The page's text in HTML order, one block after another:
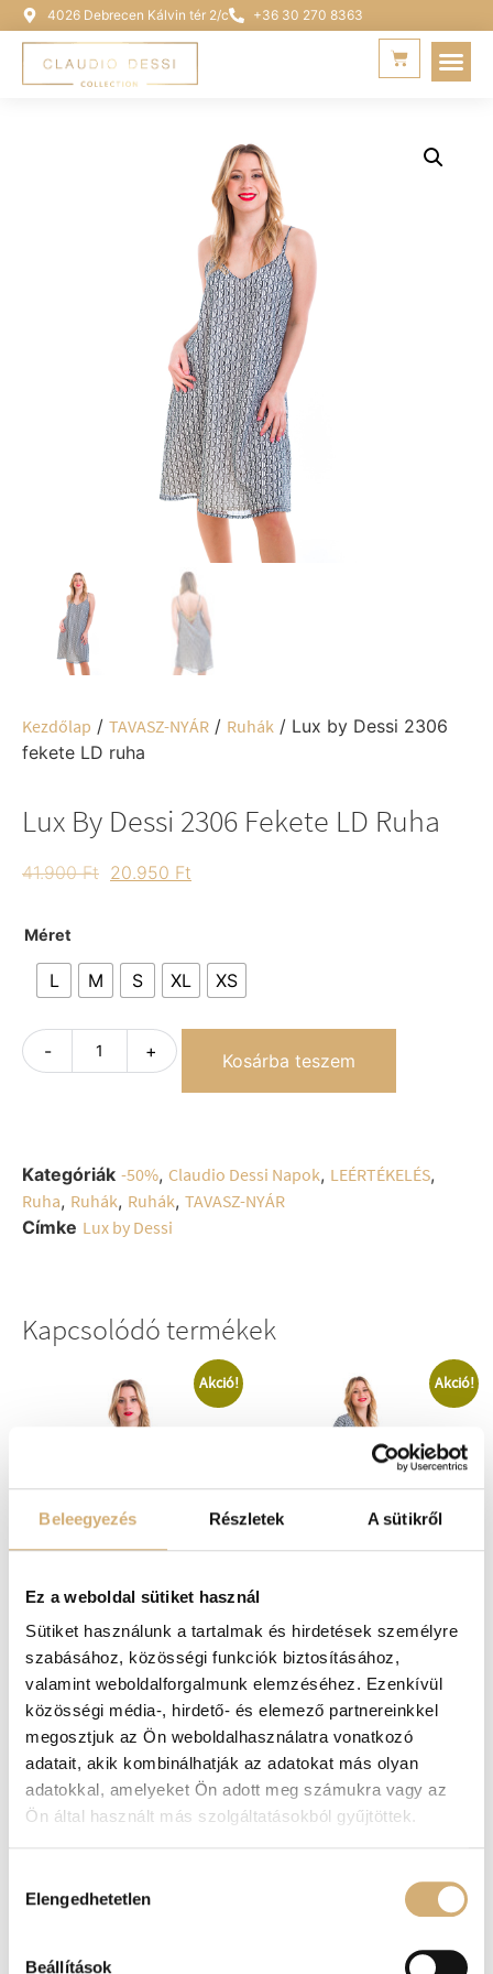
Beleegyezés Részletek A sütikről
Ez a weboldal sütiket használ
Sütiket használunk a tartalmak és hirdetések személyre
szabásához, közösségi funkciók biztosításához,
valamint weboldalforgalmunk elemzéséhez. Ezenkívül
közösségi média-, hirdető- és elemező partnereinkkel
megosztjuk az Ön weboldalhasználatra vonatkozó
adatait, akik kombinálhatják az adatokat más olyan
adatokkal, amelyeket Ön adott meg számukra vagy az
Ön által használt más szolgáltatásokból gyűjtöttek.
kiválasztása
Elengedhetetlen
Beállítások
4026 Debrecen Kálvin tér 2/c +36 30 270 8363
Kezdőlap / TAVASZ-NYÁR / Ruhák / Lux by Dessi 2306
fekete LD ruha
Lux By Dessi 2306 Fekete LD Ruha
41.900Ft 20.950 Ft
Méret
L M S XL XS
- + Kosárba teszem
Kategóriák -50%, Claudio Dessi Napok, LEÉRTÉKELÉS,
Ruha, Ruhák, Ruhák, TAVASZ-NYÁR
Címke Lux by Dessi
Kapcsolódó termékek
Akció!
body
24.900 Ft 19.920 Ft
Opciók választása
Akció!
tunika
39.900 Ft 31.920 Ft
Opciók választása
Akció! Akció!